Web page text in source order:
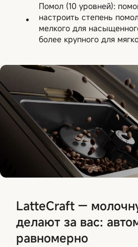
Помол (10 уровней):
настроить степень
мелкого для
более крупного для
LatteCraft —
делают за вас:
равномерно